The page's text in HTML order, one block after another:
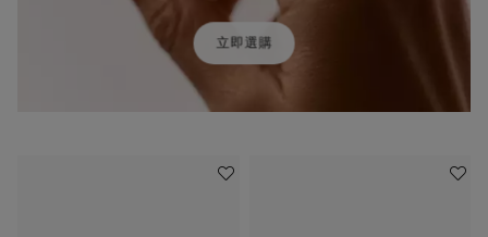
加入喜愛清單 加入喜
立即選購